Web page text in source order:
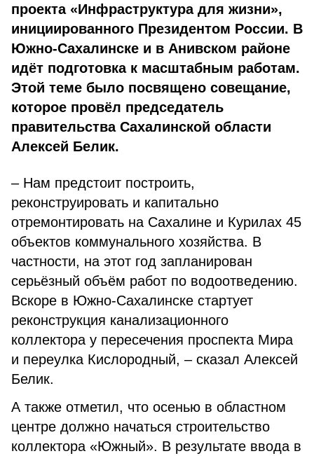
проекта «Инфраструктура для жизни»,
инициированного Президентом России. В
Южно-Сахалинске и в Анивском районе
идёт подготовка к масштабным работам.
Этой теме было посвящено совещание,
которое провёл председатель
правительства Сахалинской области
Алексей Белик.
– Нам предстоит построить,
реконструировать и капитально
отремонтировать на Сахалине и Курилах 45
объектов коммунального хозяйства. В
частности, на этот год запланирован
серьёзный объём работ по водоотведению.
Вскоре в Южно-Сахалинске стартует
реконструкция канализационного
коллектора у пересечения проспекта Мира
и переулка Кислородный, – сказал Алексей
Белик.
А также отметил, что осенью в областном
центре должно начаться строительство
коллектора «Южный». В результате ввода в